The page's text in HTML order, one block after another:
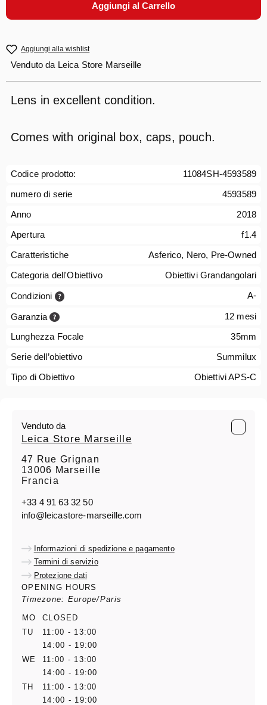
Aggiungi al Carrello
Aggiungi alla wishlist
Venduto da Leica Store Marseille
Lens in excellent condition.
Comes with original box, caps, pouch.
Codice prodotto:
11084SH-4593589
numero di serie
4593589
Anno
2018
Apertura
f1.4
Caratteristiche
Asferico, Nero, Pre-Owned
Categoria dell'Obiettivo
Obiettivi Grandangolari
Condizioni A-
Garanzia 12 mesi
Lunghezza Focale
35mm
Serie dell’obiettivo
Summilux
Tipo di Obiettivo
Obiettivi APS-C
Venduto da
Leica Store Marseille
47 Rue Grignan
13006 Marseille
Francia
+33 4 91 63 32 50
info@leicastore-marseille.com
Informazioni di spedizione e pagamento
Termini di servizio
Protezione dati
OPENING HOURS
Timezone: Europe/Paris
MO
CLOSED
TU
11:00 - 13:00
14:00 - 19:00
WE
11:00 - 13:00
14:00 - 19:00
TH
11:00 - 13:00
14:00 - 19:00